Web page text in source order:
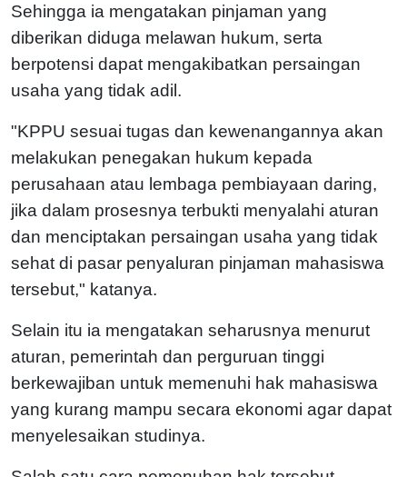
Sehingga ia mengatakan pinjaman yang
diberikan diduga melawan hukum, serta
berpotensi dapat mengakibatkan persaingan
usaha yang tidak adil.
"KPPU sesuai tugas dan kewenangannya akan
melakukan penegakan hukum kepada
perusahaan atau lembaga pembiayaan daring,
jika dalam prosesnya terbukti menyalahi aturan
dan menciptakan persaingan usaha yang tidak
sehat di pasar penyaluran pinjaman mahasiswa
tersebut," katanya.
Selain itu ia mengatakan seharusnya menurut
aturan, pemerintah dan perguruan tinggi
berkewajiban untuk memenuhi hak mahasiswa
yang kurang mampu secara ekonomi agar dapat
menyelesaikan studinya.